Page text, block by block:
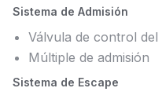
Sistema de Admisión
Válvula de control del
Múltiple de admisión
Sistema de Escape